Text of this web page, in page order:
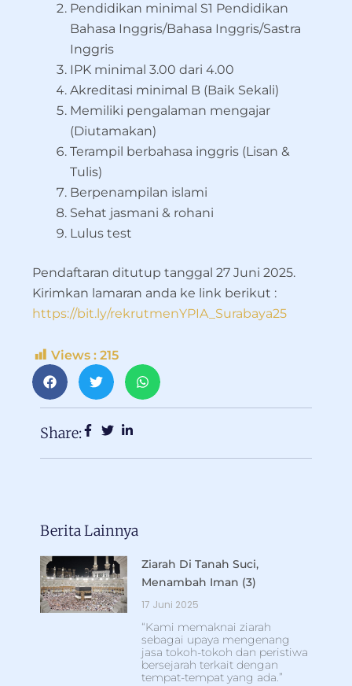
Pendidikan minimal S1 Pendidikan
Bahasa Inggris/Bahasa Inggris/Sastra
Inggris
IPK minimal 3.00 dari 4.00
Akreditasi minimal B (Baik Sekali)
Memiliki pengalaman mengajar
(Diutamakan)
Terampil berbahasa inggris (Lisan &
Tulis)
Berpenampilan islami
Sehat jasmani & rohani
Lulus test
Pendaftaran ditutup tanggal 27 Juni 2025.
Kirimkan lamaran anda ke link berikut :
https://bit.ly/rekrutmenYPIA_Surabaya25
Views : 215
Share:
Berita Lainnya
Ziarah Di Tanah Suci,
Menambah Iman (3)
17 Juni 2025
“Kami memaknai ziarah
sebagai upaya mengenang
jasa tokoh-tokoh dan peristiwa
bersejarah terkait dengan
tempat-tempat yang ada.”